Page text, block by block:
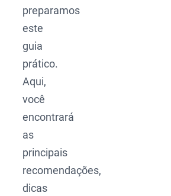
preparamos
este
guia
prático.
Aqui,
você
encontrará
as
principais
recomendações,
dicas